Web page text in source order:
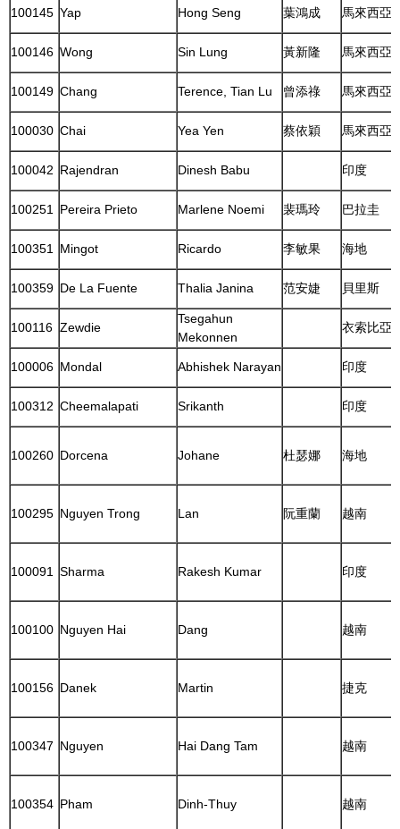
100145 Yap Hong Seng 葉鴻成 馬來西亞
100146 Wong Sin Lung 黃新隆 馬來西亞
100149 Chang Terence, Tian Lu 曾添祿 馬來西亞
100030 Chai Yea Yen 蔡依穎 馬來西亞
100042 Rajendran Dinesh Babu 印度
100251 Pereira Prieto Marlene Noemi 裴瑪玲 巴拉圭
100351 Mingot Ricardo 李敏果 海地
100359 De La Fuente Thalia Janina 范安婕 貝里斯
100116 Zewdie
Tsegahun
Mekonnen
衣索比亞
100006 Mondal Abhishek Narayan 印度
100312 Cheemalapati Srikanth 印度
100260 Dorcena Johane 杜瑟娜 海地
100295 Nguyen Trong Lan 阮重蘭 越南
100091 Sharma Rakesh Kumar 印度
100100 Nguyen Hai Dang 越南
100156 Danek Martin 捷克
100347 Nguyen Hai Dang Tam 越南
100354 Pham Dinh-Thuy 越南